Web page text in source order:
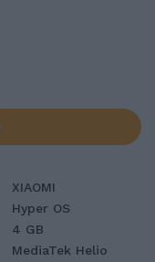
XIAOMI
Hyper OS
4 GB
MediaTek Helio